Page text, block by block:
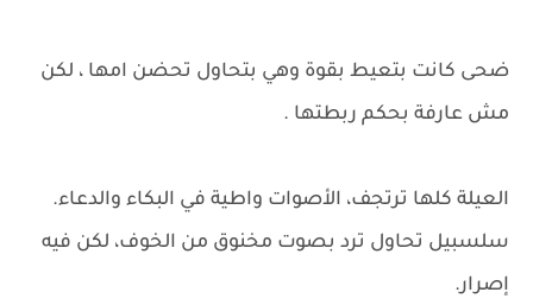
ضحى كانت بتعيط بقوة وهي بتحاول تحضن امها ، لكن
مش عارفة بحكم ربطتها .
العيلة كلها ترتجف، الأصوات واطية في البكاء والدعاء.
سلسبيل تحاول ترد بصوت مخنوق من الخوف، لكن فيه
إصرار.